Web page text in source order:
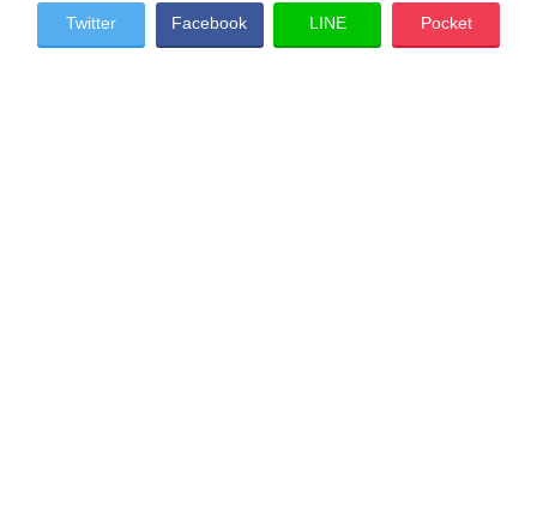
Twitter Facebook LINE Pocket